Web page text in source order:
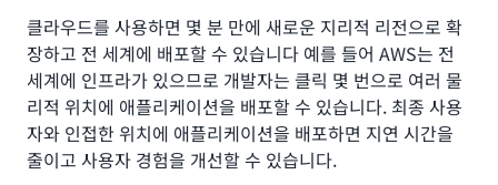
클라우드를 사용하면 몇 분 만에 새로운 지리적 리전으로 확
장하고 전 세계에 배포할 수 있습니다 예를 들어 AWS는 전
세계에 인프라가 있으므로 개발자는 클릭 몇 번으로 여러 물
리적 위치에 애플리케이션을 배포할 수 있습니다. 최종 사용
자와 인접한 위치에 애플리케이션을 배포하면 지연 시간을
줄이고 사용자 경험을 개선할 수 있습니다.